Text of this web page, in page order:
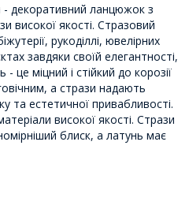
- декоративний ланцюжок з
високої якості. Стразовий
рукоділлі, ювелірних
завдяки своїй елегантності,
- це міцний і стійкий до корозії
а стрази надають
та естетичної привабливості.
високої якості. Стрази
блиск, а латунь має